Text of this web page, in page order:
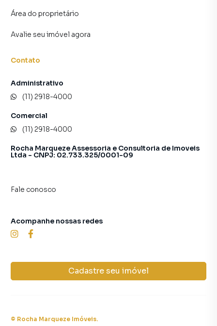
Área do proprietário
Avalie seu imóvel agora
Contato
Administrativo
(11) 2918-4000
Comercial
(11) 2918-4000
Rocha Marqueze Assessoria e Consultoria de Imoveis
Ltda - CNPJ: 02.733.325/0001-09
Fale conosco
Cadastre seu imóvel
Acompanhe nossas redes
© Rocha Marqueze Imóveis.